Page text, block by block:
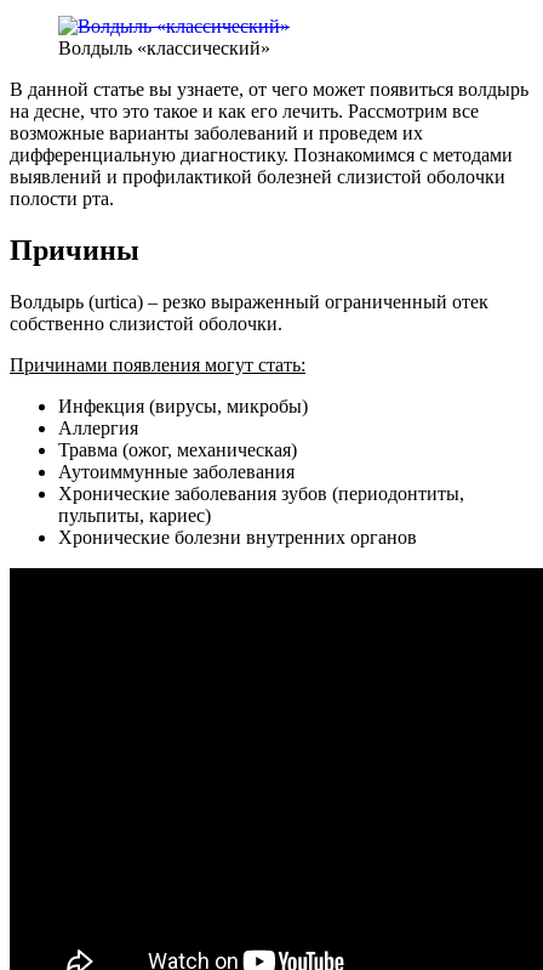
Волдыль «классический»
В данной статье вы узнаете, от чего может появиться волдырь
на десне, что это такое и как его лечить. Рассмотрим все
возможные варианты заболеваний и проведем их
дифференциальную диагностику. Познакомимся с методами
выявлений и профилактикой болезней слизистой оболочки
полости рта.
Причины
Волдырь (urtica) – резко выраженный ограниченный отек
собственно слизистой оболочки.
Причинами появления могут стать:
Инфекция (вирусы, микробы)
Аллергия
Травма (ожог, механическая)
Аутоиммунные заболевания
Хронические заболевания зубов (периодонтиты,
пульпиты, кариес)
Хронические болезни внутренних органов